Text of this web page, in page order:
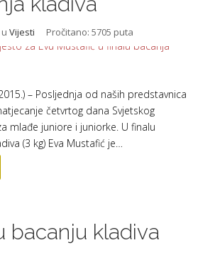
uVijesti Pročitano: 5705 puta
– Posljednja od naših predstavnica
četvrtog dana Svjetskog
mlađe juniore i juniorke. U finalu
(3 kg) Eva Mustafić je…
bacanju kladiva